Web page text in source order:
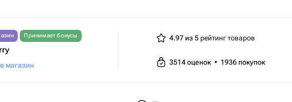
Принимает бонусы
магазин
4.97 из 5рейтинг товаров
3514оценок • 1936 покупок